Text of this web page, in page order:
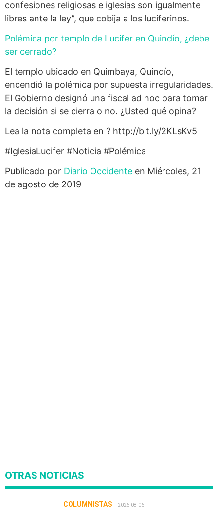
confesiones religiosas e iglesias son igualmente
libres ante la ley”, que cobija a los luciferinos.
Polémica por templo de Lucifer en Quindío, ¿debe
ser cerrado?
El templo ubicado en Quimbaya, Quindío,
encendió la polémica por supuesta irregularidades.
El Gobierno designó una fiscal ad hoc para tomar
la decisión si se cierra o no. ¿Usted qué opina?
Lea la nota completa en ? http://bit.ly/2KLsKv5
#IglesiaLucifer #Noticia #Polémica
Publicado por Diario Occidente en Miércoles, 21
de agosto de 2019
OTRAS NOTICIAS
COLUMNISTAS 2026-08-06